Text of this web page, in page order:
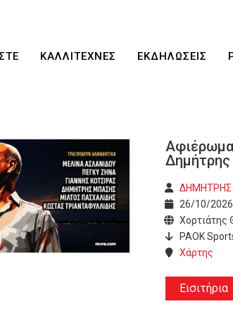
ΚΑΛΛΙΤΕΧΝΕΣ ΕΚΔΗΛΩΣΕΙΣ
26/10/2026
Χορτιάτης
PAOK
Χάρτης
Εισιτήρια